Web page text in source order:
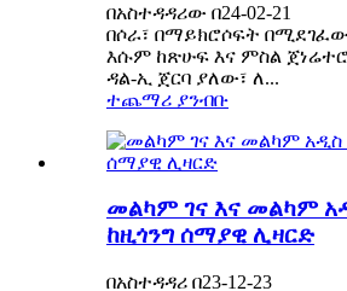
በአስተዳዳሪው በ24-02-21
በሶራ፣ በማይክሮሶፍት በሚደገፈው
እሱም ከጽሁፍ እና ምስል
ዳል-ኢ ጀርባ ያለው፣ ለ...
ተጨማሪ ያንብቡ
መልካም ገና እና መልካም
ከዚጎንግ ሰማያዊ ሊዛርድ
በአስተዳዳሪ በ23-12-23